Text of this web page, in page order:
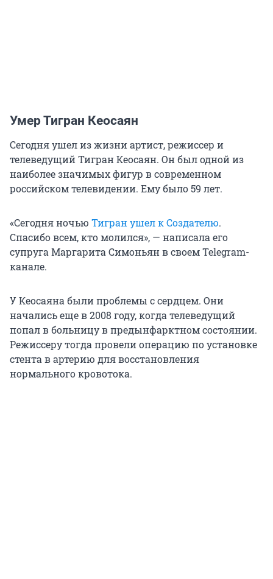
Умер Тигран Кеосаян
Сегодня ушел из жизни артист, режиссер и
телеведущий Тигран Кеосаян. Он был одной из
наиболее значимых фигур в современном
российском телевидении. Ему было 59 лет.
«Сегодня ночью Тигран ушел к Создателю.
Спасибо всем, кто молился», — написала его
супруга Маргарита Симоньян в своем Telegram-
канале.
У Кеосаяна были проблемы с сердцем. Они
начались еще в 2008 году, когда телеведущий
попал в больницу в предынфарктном состоянии.
Режиссеру тогда провели операцию по установке
стента в артерию для восстановления
нормального кровотока.